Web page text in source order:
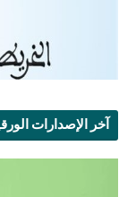
آخر الإصدارات